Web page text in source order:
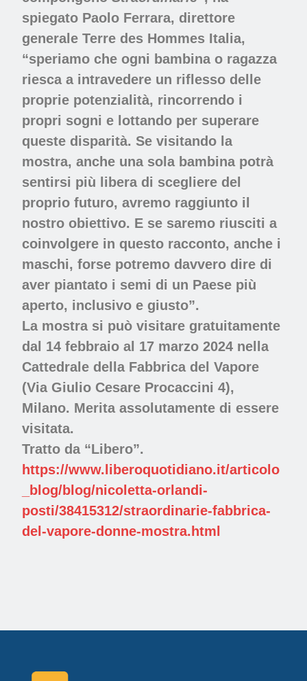
spiegato Paolo Ferrara, direttore
generale Terre des Hommes Italia,
“speriamo che ogni bambina o ragazza
riesca a intravedere un riflesso delle
proprie potenzialità, rincorrendo i
propri sogni e lottando per superare
queste disparità. Se visitando la
mostra, anche una sola bambina potrà
sentirsi più liberadi scegliere del
proprio futuro, avremo raggiunto il
nostro obiettivo. E se saremo riusciti a
coinvolgere in questo racconto, anche i
maschi, forse potremo davvero dire di
aver piantato i semi di un Paese più
aperto, inclusivo e giusto”.
La mostra si può visitare gratuitamente
dal 14 febbraio al 17 marzo 2024 nella
Cattedrale della Fabbrica del Vapore
(Via Giulio Cesare Procaccini 4),
Milano. Merita assolutamente di essere
visitata.
Tratto da “Libero”.
https://www.liberoquotidiano.it/articolo
_blog/blog/nicoletta-orlandi-
posti/38415312/straordinarie-fabbrica-
del-vapore-donne-mostra.html